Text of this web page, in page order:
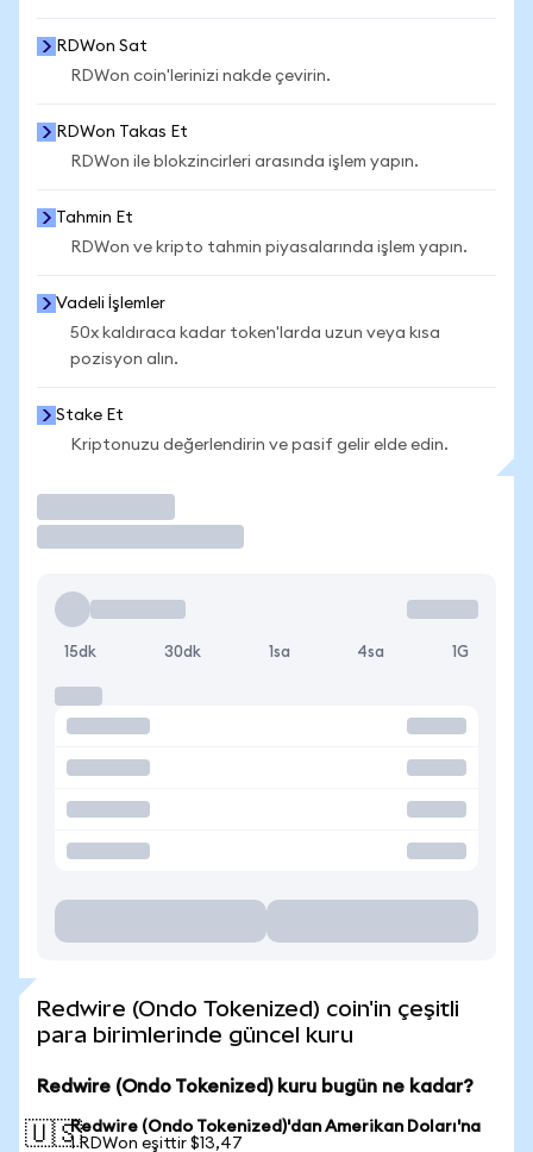
RDWon Sat
RDWon coin'lerinizi nakde çevirin.
RDWon Takas Et
RDWon ile blokzincirleri arasında işlem yapın.
Tahmin Et
RDWon ve kripto tahmin piyasalarında işlem yapın.
Vadeli İşlemler
50x kaldıraca kadar token'larda uzun veya kısa
pozisyon alın.
Stake Et
Kriptonuzu değerlendirin ve pasif gelir elde edin.
15dk 30dk 1sa 4sa 1G
Redwire (Ondo Tokenized) coin'in çeşitli
para birimlerinde güncel kuru
Redwire (Ondo Tokenized) kuru bugün ne kadar?
🇺🇸Redwire (Ondo Tokenized)'dan Amerikan Doları'na
1 RDWon eşittir $13,47